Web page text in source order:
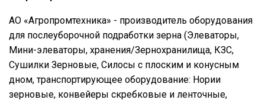
АО «Агропромтехника» - производитель оборудования
для послеуборочной подработки зерна (Элеваторы,
Мини-элеваторы, хранения/Зернохранилища, КЗС,
Сушилки Зерновые, Силосы с плоским и конусным
дном, транспортирующее оборудование: Нории
зерновые, конвейеры скребковые и ленточные,